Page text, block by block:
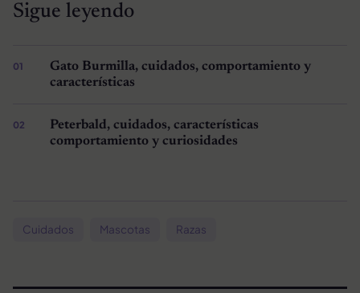
Sigue leyendo
Gato Burmilla, cuidados, comportamiento y
características
Peterbald, cuidados, características
comportamiento y curiosidades
Cuidados Mascotas Razas